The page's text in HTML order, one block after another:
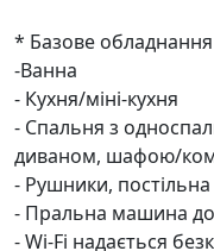
* Базове
-Ванна
- Кухня/міні-кухня
- Спальня з
диваном, шафою/
- Рушники, постільна
- Пральна машина
- Wi-Fi надається